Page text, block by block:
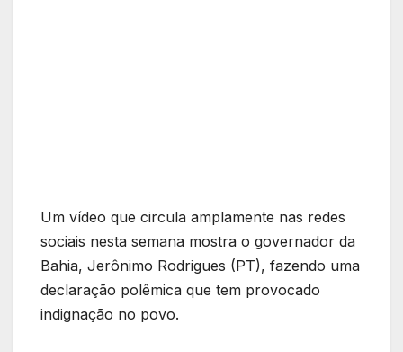
Um vídeo que circula amplamente nas redes
sociais nesta semana mostra o governador da
Bahia, Jerônimo Rodrigues (PT), fazendo uma
declaração polêmica que tem provocado
indignação no povo.